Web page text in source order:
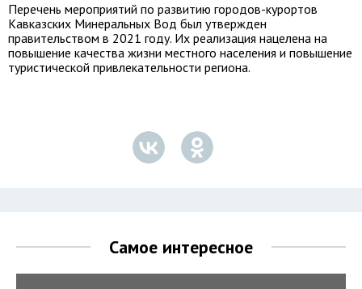
Перечень мероприятий по развитию городов-курортов
Кавказских Минеральных Вод был утвержден
правительством в 2021 году. Их реализация нацелена на
повышение качества жизни местного населения и повышение
туристической привлекательности региона.
Самое интересное